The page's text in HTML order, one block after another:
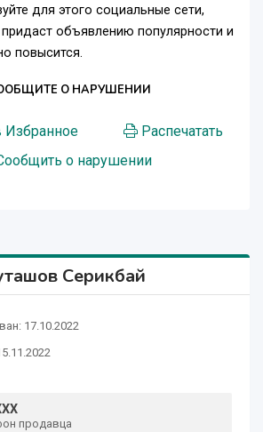
для этого социальные сети,
объявлению популярности и
повысится.
О НАРУШЕНИИ
Избранное
Распечатать
о нарушении
Серикбай
17.10.2022
продавца